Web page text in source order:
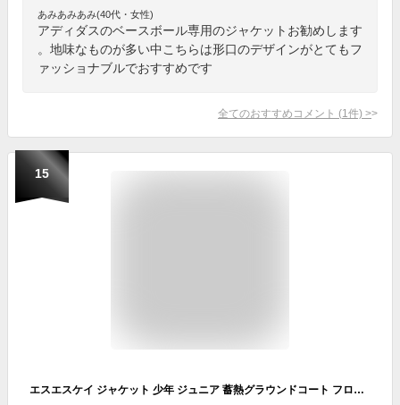
あみあみあみ(40代・女性)
アディダスのベースボール専用のジャケットお勧めします
。地味なものが多い中こちらは形口のデザインがとてもフ
ァッショナブルでおすすめです
全てのおすすめコメント (1 件) >
15
エスエスケイ ジャケット 少年 ジュニア 蓄熱グラウンドコート フロントフルZIP 中綿 グラウンドコート コート アウター ウエア 野球 ベースボール BASEBALL 練習 トレーニング 用具 用品 小物 設備 備品 130-160 SSK BWG1002J